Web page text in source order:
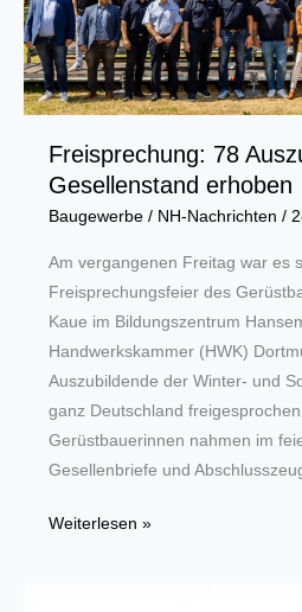
Halt:
Ausbildung“
Freisprechung: 78
Gesellenstand erhoben
Baugewerbe/ NH-Nachrichten /
Am vergangenen Freitag war es
Freisprechungsfeier des
Kaue im Bildungszentrum
Handwerkskammer (HWK)
Auszubildende der Winter- und
ganz Deutschland
Gerüstbauerinnen nahmen im
Gesellenbriefe und
Freisprechung:
Weiterlesen »